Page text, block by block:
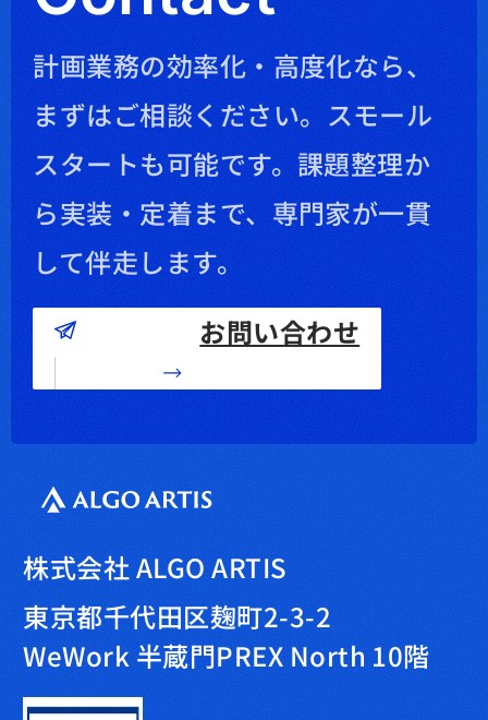
計画業務の効率化・高度化なら、
まずはご相談ください。 スモール
スタートも可能です。課題整理か
ら実装・定着まで、専門家が一貫
して伴走します。
お問い合わせ
株式会社 ALGO ARTIS
東京都千代田区麹町2-3-2
WeWork 半蔵門PREX North 10階